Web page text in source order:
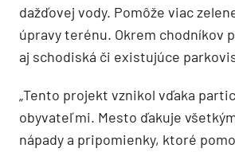
dažďovej vody. Pomôže viac
úpravy terénu. Okrem chodníkov
aj schodiská či existujúce
„Tento projekt vznikol vďaka
obyvateľmi. Mesto ďakuje
nápady a pripomienky, ktoré